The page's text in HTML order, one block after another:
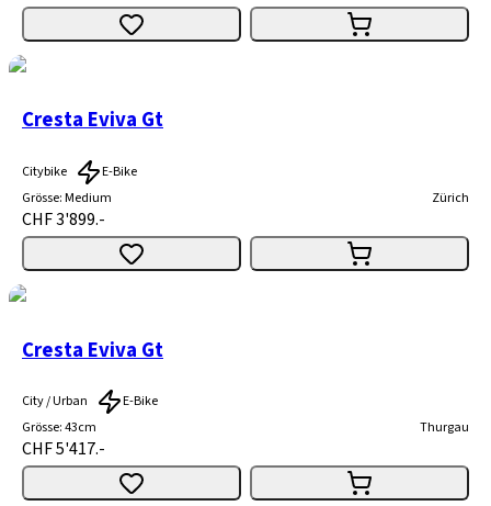
Cresta Eviva Gt
Citybike
E-Bike
Grösse:Medium Zürich
CHF 3'899.-
Cresta Eviva Gt
City / Urban
E-Bike
Grösse:43cm Thurgau
CHF 5'417.-